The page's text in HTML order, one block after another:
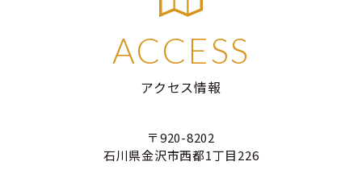
ACCESS
アクセス情報
〒920-8202
石川県金沢市西都1丁目226